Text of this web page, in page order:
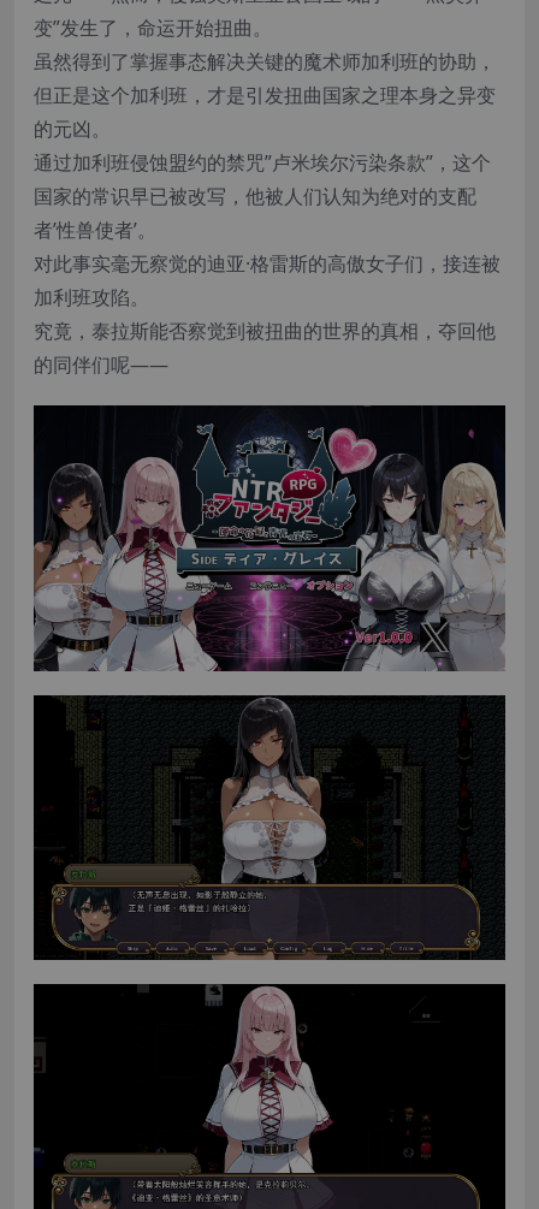
变”发生了，命运开始扭曲。
虽然得到了掌握事态解决关键的魔术师加利班的协助，
但正是这个加利班，才是引发扭曲国家之理本身之异变
的元凶。
通过加利班侵蚀盟约的禁咒”卢米埃尔污染条款”，这个
国家的常识早已被改写，他被人们认知为绝对的支配
者’性兽使者’。
对此事实毫无察觉的迪亚·格雷斯的高傲女子们，接连被
加利班攻陷。
究竟，泰拉斯能否察觉到被扭曲的世界的真相，夺回他
的同伴们呢――